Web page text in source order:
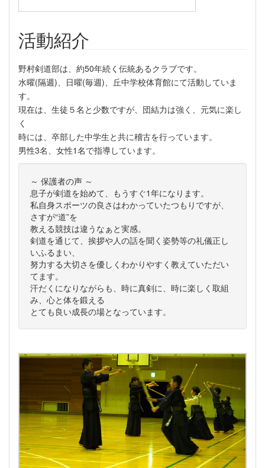
活動紹介
野村剣道部は、約50年続く伝統あるクラブです。
水曜(隔週)、日曜(毎週)、丘中学校体育館にて活動していま
す。
現在は、生徒５名と少数ですが、団結力は強く、元気に楽し
く
時には、卒部した中学生と共に稽古を行っています。
男性3名、女性1名で指導しています。
～ 保護者の声 ～
息子が剣道を始めて、もうすぐ1年になります。
私自身スポーツの良さはわかっていたつもりですが、
さすが“道”を
教える競技は違うなぁと実感。
剣道を通じて、挨拶や人の話を聞く姿勢等の礼儀正し
いふるまい、
努力する大切さを優しくわかりやすく教えていただい
てます。
汗だくになりながらも、時に真剣に、時に楽しく取組
み、心と体を鍛える
とても良い成長の場となっています。